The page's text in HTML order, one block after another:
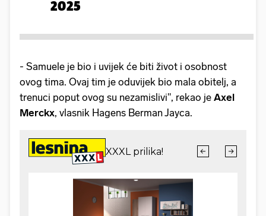
2025
- Samuele je bio i uvijek će biti život i osobnost
ovog tima. Ovaj tim je oduvijek bio mala obitelj, a
trenuci poput ovog su nezamislivi", rekao je Axel
Merckx, vlasnik Hagens Berman Jayca.